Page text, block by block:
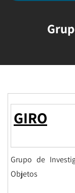
GIRO
Grupo de
Objetos